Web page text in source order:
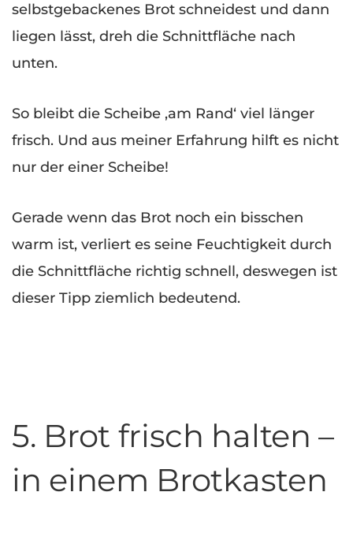
selbstgebackenes Brot schneidest und dann
liegen lässt, dreh die Schnittfläche nach
unten.
So bleibt die Scheibe ‚am Rand‘ viel länger
frisch. Und aus meiner Erfahrung hilft es nicht
nur der einer Scheibe!
Gerade wenn das Brot noch ein bisschen
warm ist, verliert es seine Feuchtigkeit durch
die Schnittfläche richtig schnell, deswegen ist
dieser Tipp ziemlich bedeutend.
5. Brot frisch halten –
in einem Brotkasten